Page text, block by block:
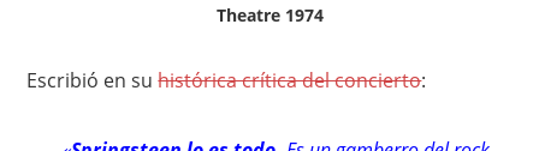
Theatre 1974
Escribió en suhistórica crítica del concierto: